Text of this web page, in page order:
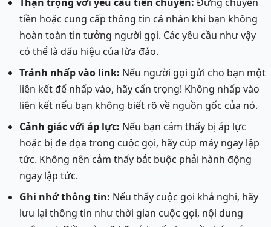
tiền hoặc cung cấp thông tin cá nhân khi bạn không
hoàn toàn tin tưởng người gọi. Các yêu cầu như vậy
có thể là dấu hiệu của lừa đảo.
Tránh nhấp vào link: Nếu người gọi gửi cho bạn một
liên kết để nhấp vào, hãy cẩn trọng! Không nhấp vào
liên kết nếu bạn không biết rõ về nguồn gốc của nó.
Cảnh giác với áp lực: Nếu bạn cảm thấy bị áp lực
hoặc bị đe dọa trong cuộc gọi, hãy cúp máy ngay lập
tức. Không nên cảm thấy bắt buộc phải hành động
ngay lập tức.
Ghi nhớ thông tin: Nếu thấy cuộc gọi khả nghi, hãy
lưu lại thông tin như thời gian cuộc gọi, nội dung